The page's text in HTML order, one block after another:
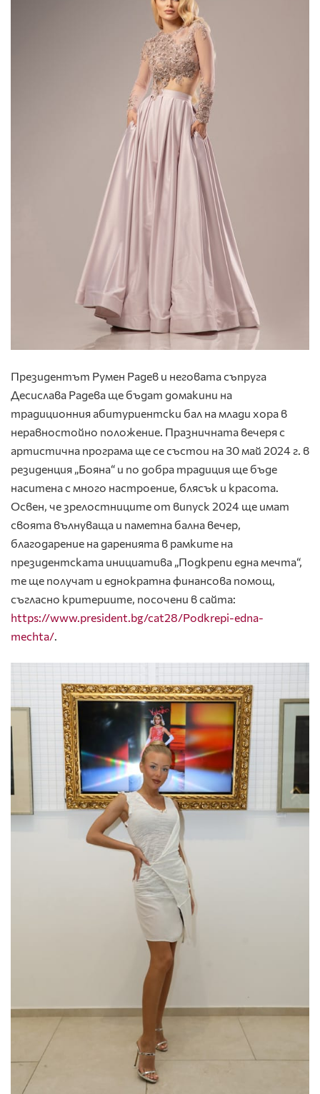
Президентът Румен Радев и неговата съпруга
Десислава Радева ще бъдaт домакини на
традиционния абитуриентски бал на млади хора в
неравностойно положение. Празничната вечеря с
артистична програма ще се състои на 30 май 2024 г. в
резиденция „Бояна“ и по добра традиция ще бъде
наситена с много настроение, блясък и красота.
Освен, че зрелостниците от випуск 2024 ще имат
своята вълнуваща и паметна бална вечер,
благодарение на даренията в рамките на
президентската инициатива „Подкрепи една мечта“,
те ще получат и еднократна финансова помощ,
съгласно критериите, посочени в сайта:
https://www.president.bg/cat28/Podkrepi-edna-
mechta/.